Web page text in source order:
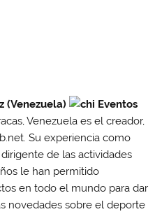
(Venezuela)
Venezuela es el creador,
Su experiencia como
de las actividades
le han permitido
en todo el mundo para dar
novedades sobre el deporte